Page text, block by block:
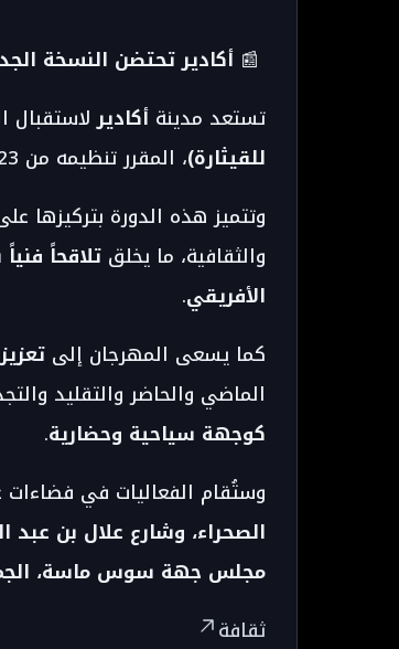
📰 أكادير تحتضن النسخة
تستعد مدينة أكاديرلاستقبال
للقيثارة)، المقرر تنظيمه من 23 إلى 25 أكتوبر 2025 بحي
وتتميز هذه الدورة بتركيزها
والثقافية، ما يخلق تلاقحاً
الأفريقي.
كما يسعى المهرجان إلى
الماضي والحاضر والتقليد
كوجهة سياحية وحضارية.
وستُقام الفعاليات في فضاءات
الصحراء، وشارع علال بن عبد
مجلس جهة سوس ماسة،
ثقافة